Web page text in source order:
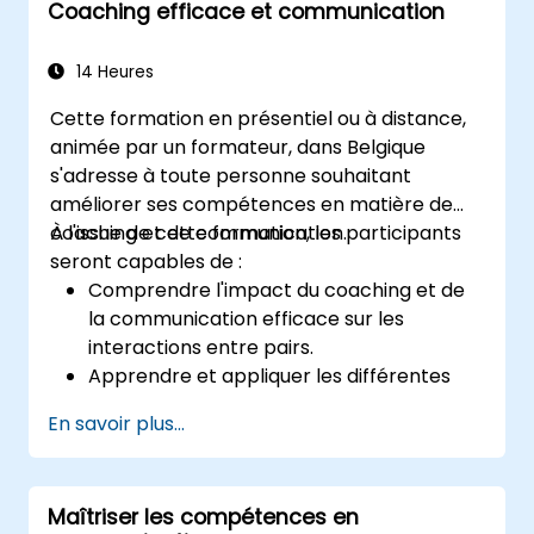
Utiliser le storytelling pour le leadership, la
Coaching efficace et communication
14 Heures
Cette formation en présentiel ou à distance,
animée par un formateur, dans Belgique
s'adresse à toute personne souhaitant
améliorer ses compétences en matière de
coaching et de communication.
À l'issue de cette formation, les participants
seront capables de :
Comprendre l'impact du coaching et de
la communication efficace sur les
interactions entre pairs.
Apprendre et appliquer les différentes
et de communication.
Améliorer leurs compétences en
communication et en influence.
Conduire des séances de coaching avec
En savoir plus...
Maîtriser les compétences en